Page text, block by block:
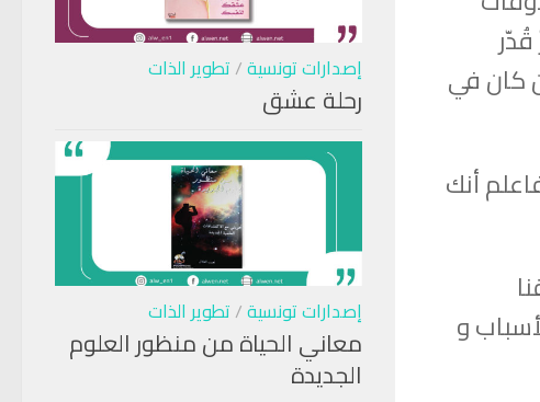
كان في
أنك
و
إصدارات تونسية/ تطوير الذات
رحلة عشق
إصدارات تونسية/ تطوير الذات
معاني الحياة من منظور العلوم
الجديدة